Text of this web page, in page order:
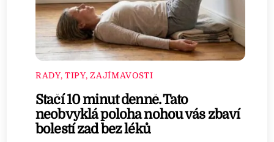
RADY, TIPY, ZAJÍMAVOSTI
Stačí 10 minut denně. Tato
neobvyklá poloha nohou vás zbaví
bolestí zad bez léků